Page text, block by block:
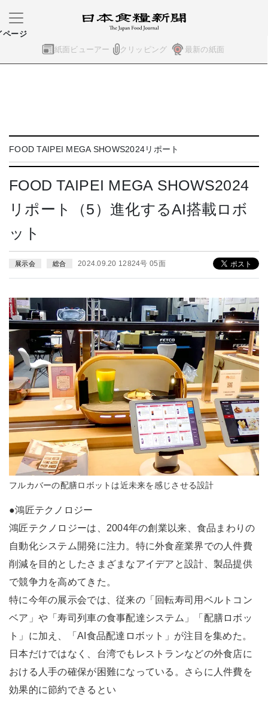
紙面ビューアー クリッピング 最新の紙面
ページ
FOOD TAIPEI MEGA SHOWS2024リポート
FOOD TAIPEI MEGA SHOWS2024
リポート（5）進化するAI搭載ロボ
ット
展示会 総合 2024.09.20 12824号 05面
フルカバーの配膳ロボットは近未来を感じさせる設計
●鴻匠テクノロジー
鴻匠テクノロジーは、2004年の創業以来、食品まわりの
自動化システム開発に注力。特に外食産業界での人件費
削減を目的としたさまざまなアイデアと設計、製品提供
で競争力を高めてきた。
特に今年の展示会では、従来の「回転寿司用ベルトコン
ベア」や「寿司列車の食事配達システム」「配膳ロボッ
ト」に加え、「AI食品配達ロボット」が注目を集めた。
日本だけではなく、台湾でもレストランなどの外食店に
おける人手の確保が困難になっている。さらに人件費を
効果的に節約できるとい